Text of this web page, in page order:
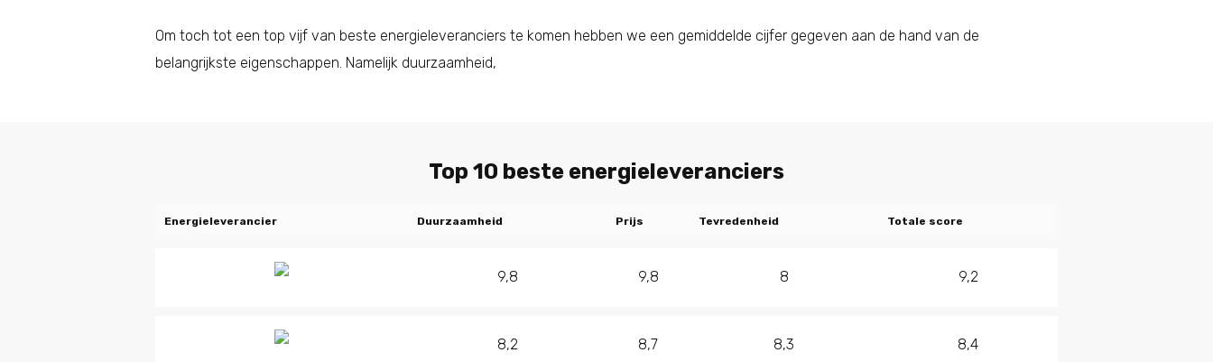
Om toch tot een top vijf van beste energieleveranciers te komen hebben we een gemiddelde cijfer gegeven aan de hand van de
belangrijkste eigenschappen. Namelijk duurzaamheid,
Top 10 beste energieleveranciers
Energieleverancier Duurzaamheid Prijs Tevredenheid Totale score
9,8 9,8 8 9,2
8,2 8,7 8,3 8,4